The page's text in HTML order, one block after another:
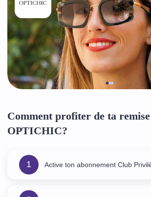
Comment profiter de ta
OPTICHIC?
1 Active ton abonnement Club